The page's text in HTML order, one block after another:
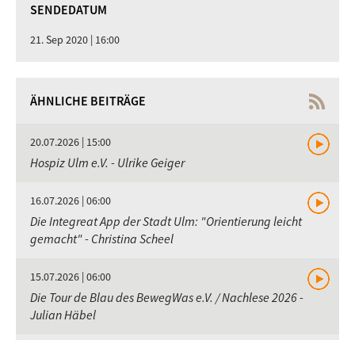
SENDEDATUM
21. Sep 2020 | 16:00
ÄHNLICHE BEITRÄGE
20.07.2026 | 15:00
Hospiz Ulm e.V. - Ulrike Geiger
16.07.2026 | 06:00
Die Integreat App der Stadt Ulm: "Orientierung leicht
gemacht" - Christina Scheel
15.07.2026 | 06:00
Die Tour de Blau des BewegWas e.V. / Nachlese 2026 -
Julian Häbel